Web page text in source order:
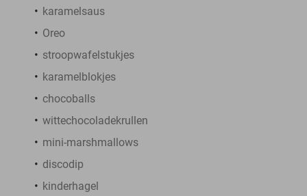
karamelsaus
Oreo
stroopwafelstukjes
karamelblokjes
chocoballs
wittechocoladekrullen
mini-marshmallows
discodip
kinderhagel